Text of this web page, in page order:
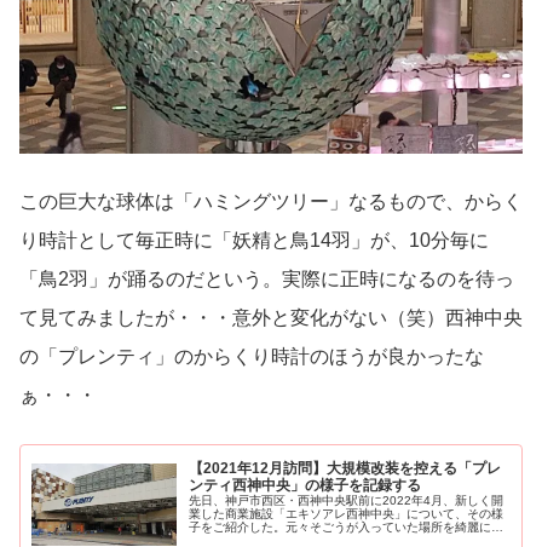
この巨大な球体は「ハミングツリー」なるもので、からく
り時計として毎正時に「妖精と鳥14羽」が、10分毎に
「鳥2羽」が踊るのだという。実際に正時になるのを待っ
て見てみましたが・・・意外と変化がない（笑）西神中央
の「プレンティ」のからくり時計のほうが良かったな
ぁ・・・
【2021年12月訪問】大規模改装を控える「プレ
ンティ西神中央」の様子を記録する
先日、神戸市西区・西神中央駅前に2022年4月、新しく開
業した商業施設「エキソアレ西神中央」について、その様
子をご紹介した。元々そごうが入っていた場所を綺麗にリ